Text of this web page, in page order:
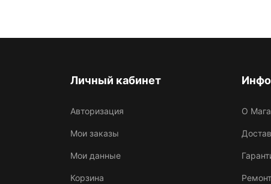
Личный кабинет
Авторизация
Мои заказы
Мои данные
Корзина
О